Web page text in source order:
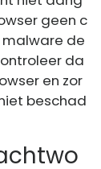
geen c
de
da
en zor
beschad